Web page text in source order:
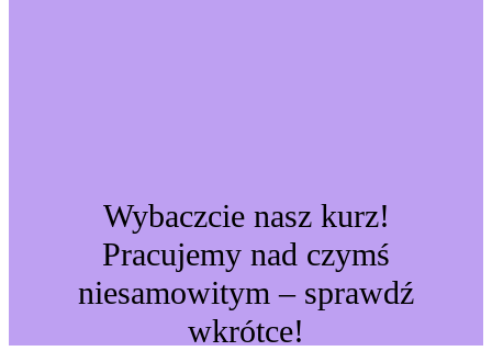
Wybaczcie nasz kurz!
Pracujemy nad czymś
niesamowitym – sprawdź
wkrótce!